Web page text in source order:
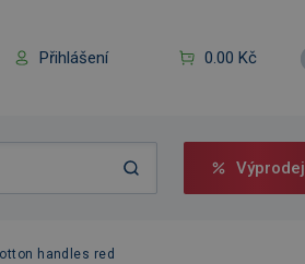
Přihlášení 0.00 Kč
Výprodej
handles red